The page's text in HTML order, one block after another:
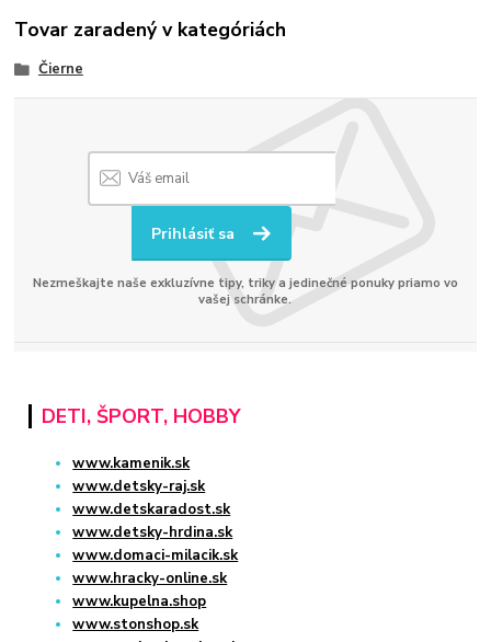
Tovar zaradený v kategóriách
Čierne
Prihlásiť sa
Nezmeškajte naše exkluzívne tipy, triky a jedinečné ponuky priamo vo
vašej schránke.
DETI, ŠPORT, HOBBY
www.kamenik.sk
www.detsky-raj.sk
www.detskaradost.sk
www.detsky-hrdina.sk
www.domaci-milacik.sk
www.hracky-online.sk
www.kupelna.shop
www.stonshop.sk